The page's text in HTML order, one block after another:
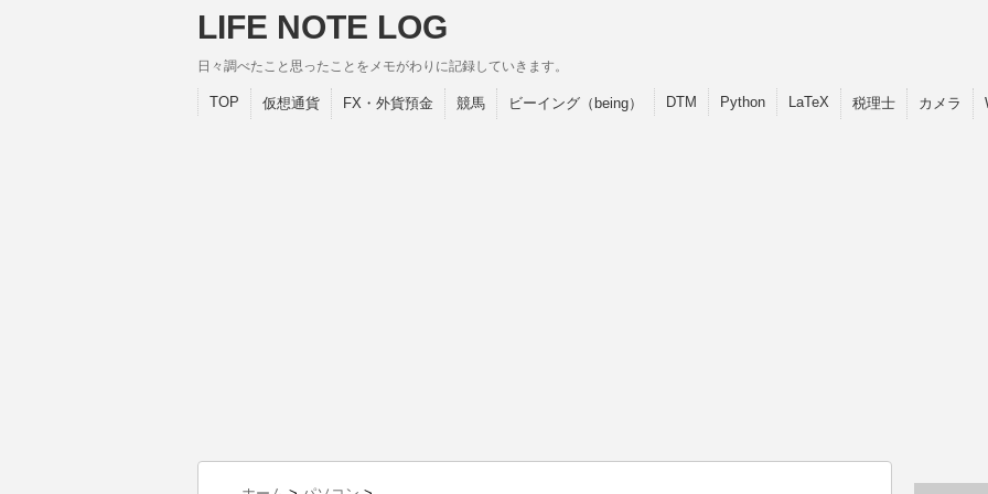
LIFE NOTE LOG
日々調べたこと思ったことをメモがわりに記録していきます。
TOP 仮想通貨 FX・外貨預金 競馬 ビーイング（being） DTM Python LaTeX 税理士 カメラ